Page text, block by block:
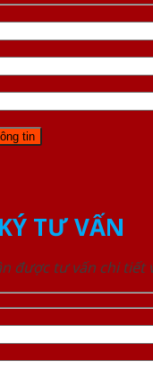
TƯ VẤN
được tư vấn chi tiết